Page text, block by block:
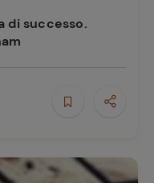
di successo.